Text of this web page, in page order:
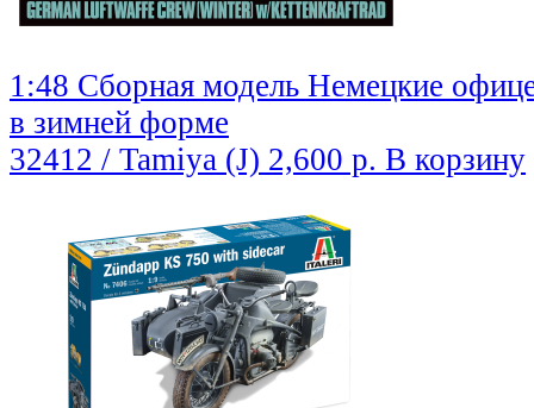
1:48 Сборная модель Немецкие
в зимней форме
32412 / Tamiya (J) 2,600 р. В корзину